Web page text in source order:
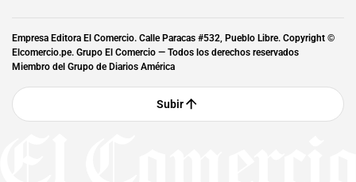
Empresa Editora El Comercio. Calle Paracas #532, Pueblo Libre. Copyright ©
Elcomercio.pe. Grupo El Comercio — Todos los derechos reservados
Miembro del Grupo de Diarios América
Subir